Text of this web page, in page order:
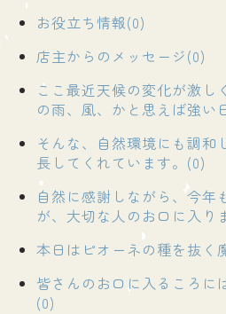
お役立ち情報(0)
店主からのメッセージ(0)
ここ最近天候の変化が激し
の雨、風、かと思えば強い
そんな、自然環境にも調和
長してくれています。(0)
自然に感謝しながら、今年
が、大切な人のお口に入り
本日はピオーネの種を抜く
皆さんのお口に入るころに
(0)